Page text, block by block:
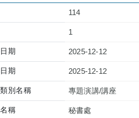
114
1
期 2025-12-12
期 2025-12-12
別名稱 專題演講/講座
稱 秘書處